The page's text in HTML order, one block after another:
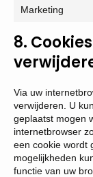
Marketing
8.
Via uw
verwijderen. U
geplaatst mogen
internetbrowser
een cookie wordt
mogelijkheden
functie van uw